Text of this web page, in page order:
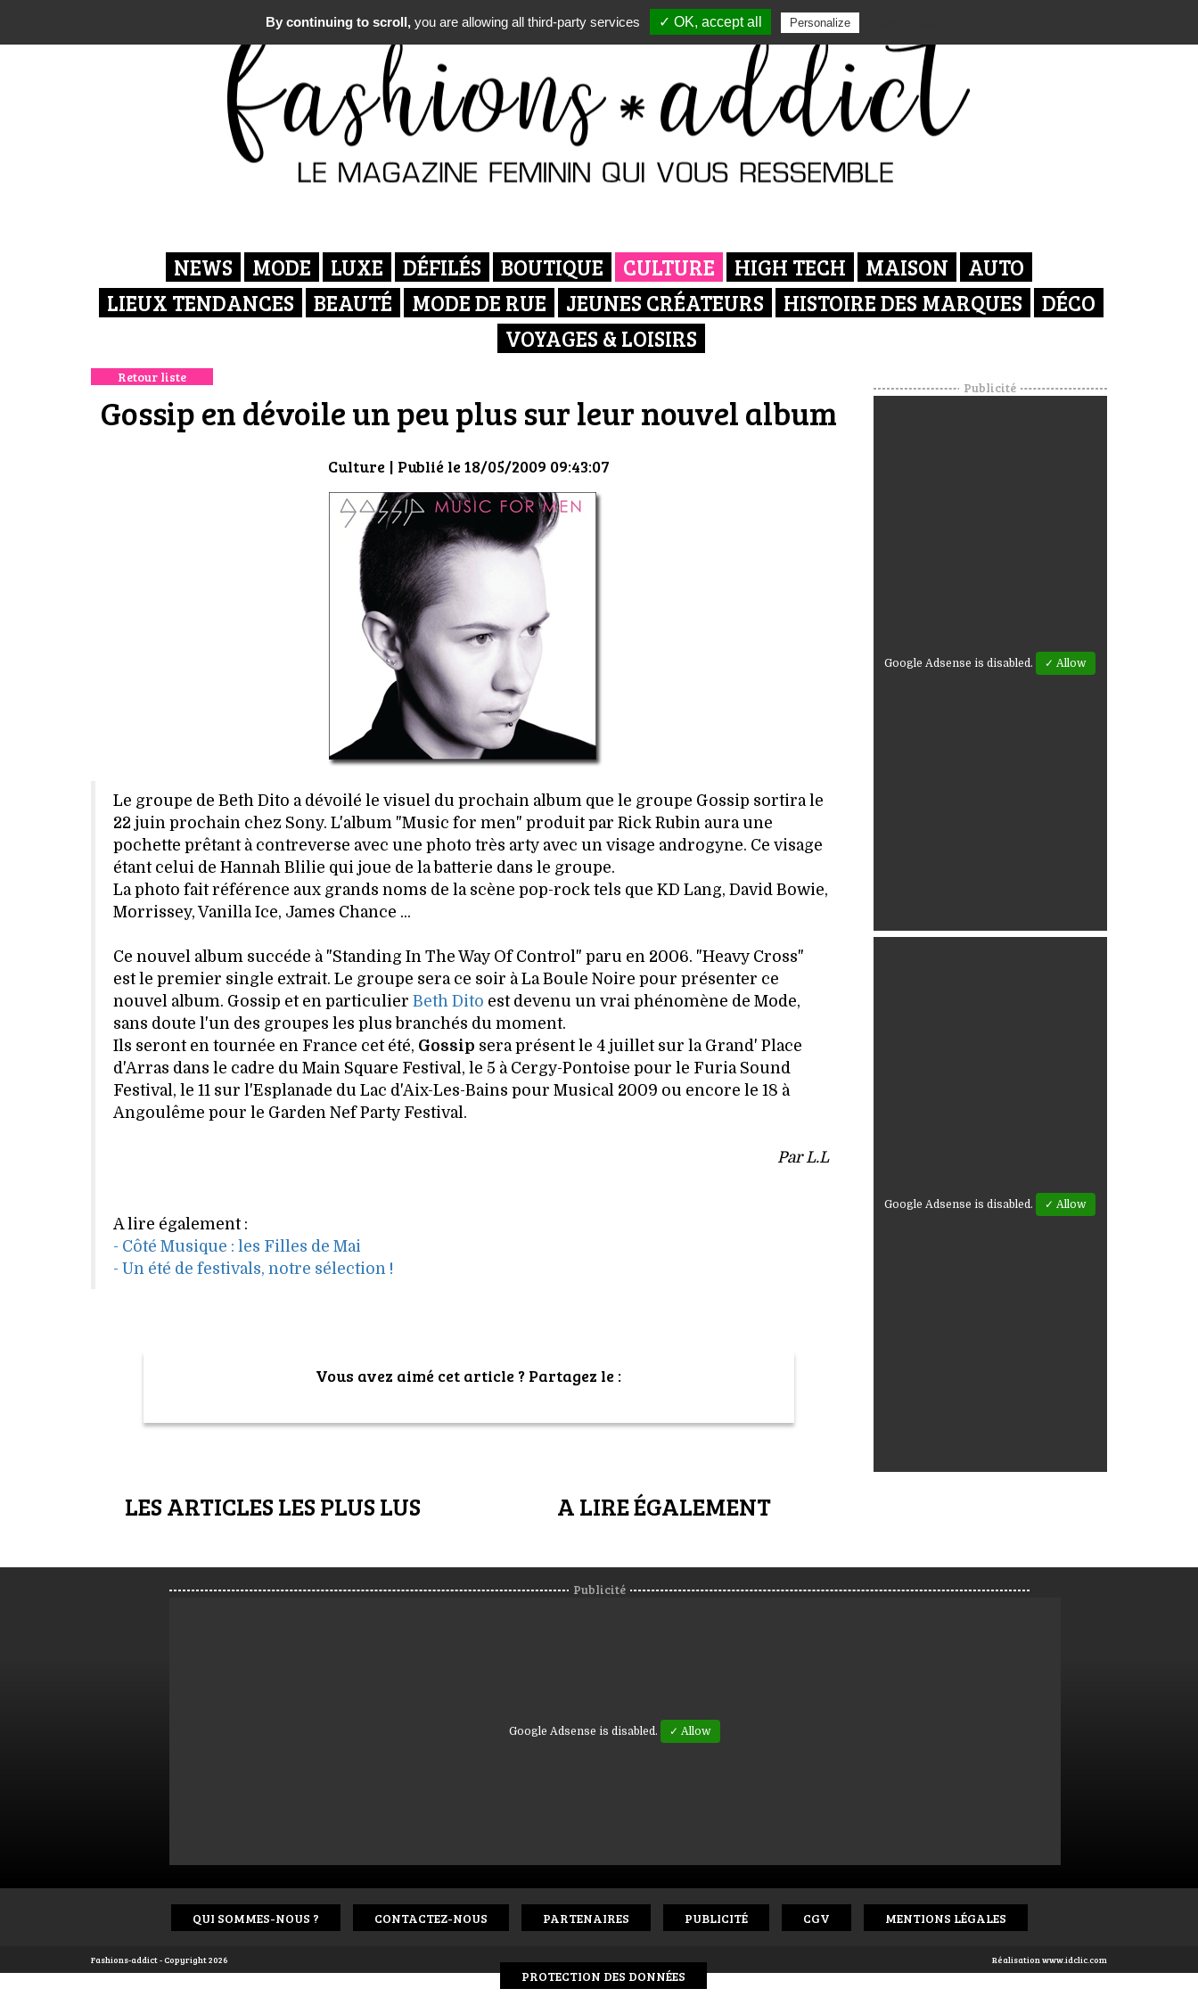
NEWS MODE LUXE DÉFILÉS BOUTIQUE CULTURE HIGH TECH MAISON
AUTO
LIEUX TENDANCES
BEAUTÉ MODE DE RUE JEUNES CRÉATEURS HISTOIRE DES MARQUES
DÉCO
VOYAGES & LOISIRS
Retour liste
Gossip en dévoile un peu plus sur leur nouvel album
Culture| Publié le 18/05/2009 09:43:07
Le groupe de Beth Dito a dévoilé le visuel du prochain album que le groupe Gossip sortira le
22 juin prochain chez Sony. L'album "Music for men" produit par Rick Rubin aura une
pochette prêtant à contreverse avec une photo très arty avec un visage androgyne. Ce visage
étant celui de Hannah Blilie qui joue de la batterie dans le groupe.
La photo fait référence aux grands noms de la scène pop-rock tels que KD Lang, David Bowie,
Morrissey, Vanilla Ice, James Chance ...
Ce nouvel album succéde à "Standing In The Way Of Control" paru en 2006. "Heavy Cross"
est le premier single extrait. Le groupe sera ce soir à La Boule Noire pour présenter ce
nouvel album. Gossip et en particulier Beth Dito est devenu un vrai phénomène de Mode,
sans doute l'un des groupes les plus branchés du moment.
Ils seront en tournée en France cet été, Gossip sera présent le 4 juillet sur la Grand' Place
d'Arras dans le cadre du Main Square Festival, le 5 à Cergy-Pontoise pour le Furia Sound
Festival, le 11 sur l'Esplanade du Lac d'Aix-Les-Bains pour Musical 2009 ou encore le 18 à
Angoulême pour le Garden Nef Party Festival.
Par L.L
A lire également :
- Côté Musique : les Filles de Mai
- Un été de festivals, notre sélection !
Vous avez aimé cet article ? Partagez le :
LES ARTICLES LES PLUS LUS A LIRE ÉGALEMENT
Publicité
Google Adsense is disabled. ✓ Allow
Google Adsense is disabled. ✓ Allow
Publicité
Google Adsense is disabled. ✓ Allow
QUI SOMMES-NOUS ? CONTACTEZ-NOUS PARTENAIRES PUBLICITÉ CGV MENTIONS LÉGALES
PROTECTION DES DONNÉES
Fashions-addict - Copyright 2026 Réalisationwww.idclic.com
By continuing to scroll, you are allowing all third-party services ✓ OK, accept all Personalize